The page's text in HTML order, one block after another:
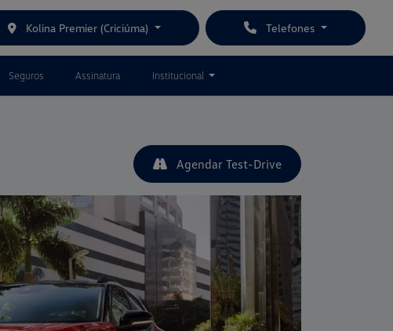
Telefones
Kolina Premier (Criciúma)
Seguros Assinatura Institucional
Agendar Test-Drive